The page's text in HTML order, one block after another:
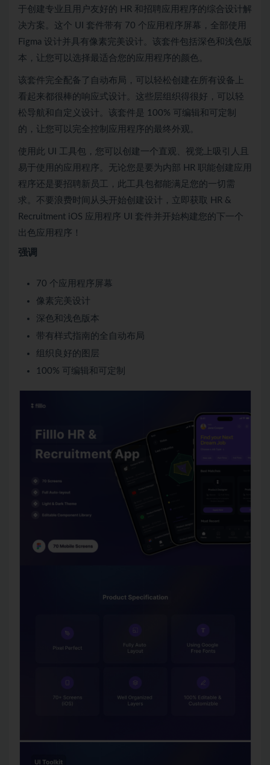
于创建专业且用户友好的 HR 和招聘应用程序的综合设计解
决方案。这个 UI 套件带有 70 个应用程序屏幕，全部使用
Figma 设计并具有像素完美设计。该套件包括深色和浅色版
本，让您可以选择最适合您的应用程序的颜色。
该套件完全配备了自动布局，可以轻松创建在所有设备上
看起来都很棒的响应式设计。这些层组织得很好，可以轻
松导航和自定义设计。该套件是 100% 可编辑和可定制
的，让您可以完全控制应用程序的最终外观。
使用此 UI 工具包，您可以创建一个直观、视觉上吸引人且
易于使用的应用程序。无论您是要为内部 HR 职能创建应用
程序还是要招聘新员工，此工具包都能满足您的一切需
求。不要浪费时间从头开始创建设计，立即获取 HR &
Recruitment iOS 应用程序 UI 套件并开始构建您的下一个
出色应用程序！
强调
70 个应用程序屏幕
像素完美设计
深色和浅色版本
带有样式指南的全自动布局
组织良好的图层
100% 可编辑和可定制